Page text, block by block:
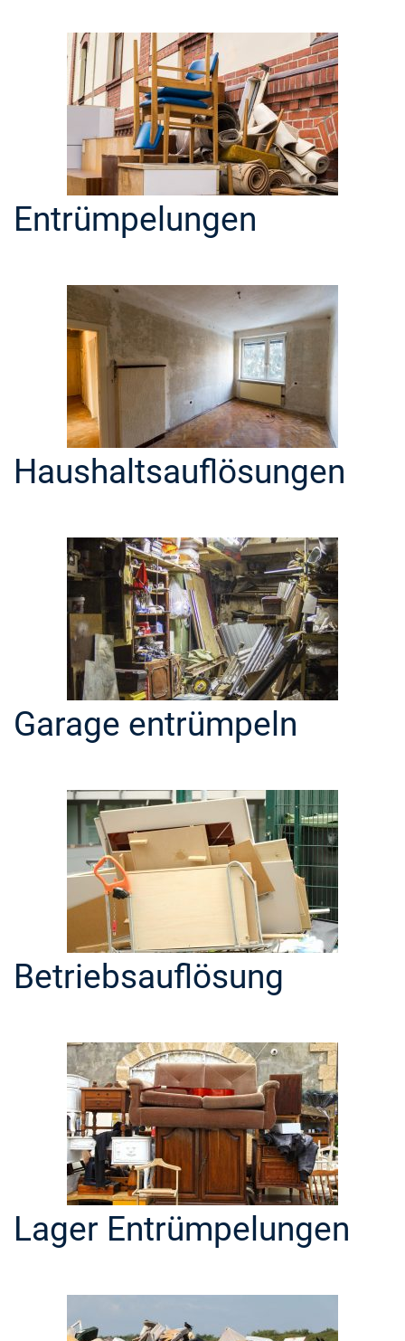
Entrümpelungen
Haushaltsauflösungen
Garage entrümpeln
Betriebsauflösung
Lager Entrümpelungen